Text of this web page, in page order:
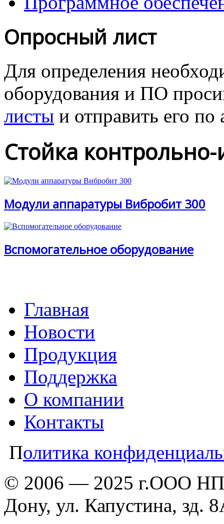
Опросный лист
Для определения
оборудования и ПО
листы и отправить его по
Стойка
Модули аппаратуры Вибробит 300
Вспомогательное оборудование
Главная
Новости
Продукция
Поддержка
О компании
Контакты
Политика
© 2006 — 2025 г.ООО
Дону, ул. Капустина, зд.